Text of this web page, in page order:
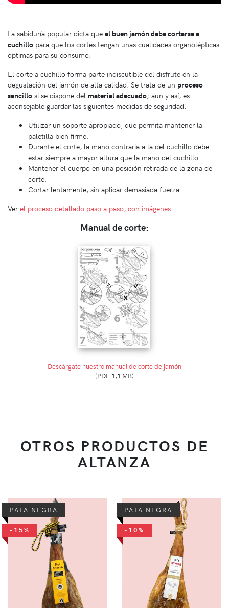
La sabiduría popular dicta que el buen jamón debe cortarse a
cuchillo para que los cortes tengan unas cualidades organolépticas
óptimas para su consumo.
El corte a cuchillo forma parte indiscutible del disfrute en la
degustación del jamón de alta calidad. Se trata de un proceso
sencillo si se dispone del material adecuado; aun y así, es
aconsejable guardar las siguientes medidas de seguridad:
Utilizar un soporte apropiado, que permita mantener la
paletilla bien firme.
Durante el corte, la mano contraria a la del cuchillo debe
estar siempre a mayor altura que la mano del cuchillo.
Mantener el cuerpo en una posición retirada de la zona de
corte.
Cortar lentamente, sin aplicar demasiada fuerza.
Verel proceso detallado paso a paso, con imágenes
Manual de corte:
Descárgate nuestro manual de corte de jamón
(PDF 1,1 MB)
OTROS PRODUCTOS DE
ALTANZA
PATA NEGRA
-15%
PATA NEGRA
-10%